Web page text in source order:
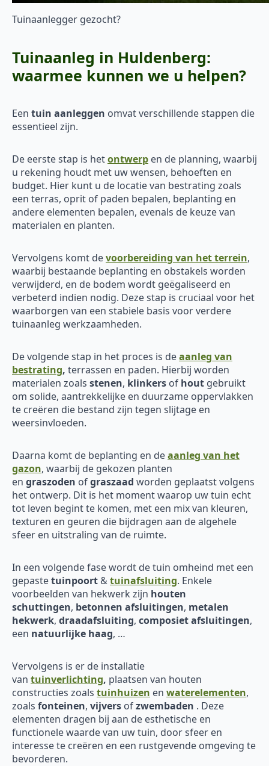
Tuinaanlegger gezocht?
Tuinaanleg in Huldenberg:
waarmee kunnen we u helpen?
Een tuin aanleggen omvat verschillende stappen die
essentieel zijn.
De eerste stap is hetontwerp en de planning, waarbij
u rekening houdt met uw wensen, behoeften en
budget. Hier kunt u de locatie van bestrating zoals
een terras, oprit of paden bepalen, beplanting en
andere elementen bepalen, evenals de keuze van
materialen en planten.
Vervolgens komt devoorbereiding van het terrein,
waarbij bestaande beplanting en obstakels worden
verwijderd, en de bodem wordt geëgaliseerd en
verbeterd indien nodig. Deze stap is cruciaal voor het
waarborgen van een stabiele basis voor verdere
tuinaanleg werkzaamheden.
De volgende stap in het proces is deaanleg van
bestrating, terrassen en paden. Hierbij worden
materialen zoals stenen, klinkers of hout gebruikt
om solide, aantrekkelijke en duurzame oppervlakken
te creëren die bestand zijn tegen slijtage en
weersinvloeden.
Daarna komt de beplanting en deaanleg van het
gazon, waarbij de gekozen planten
en graszoden ofgraszaad worden geplaatst volgens
het ontwerp. Dit is het moment waarop uw tuin echt
tot leven begint te komen, met een mix van kleuren,
texturen en geuren die bijdragen aan de algehele
sfeer en uitstraling van de ruimte.
In een volgende fase wordt de tuin omheind met een
gepastetuinpoort &tuinafsluiting. Enkele
voorbeelden van hekwerk zijn houten
schuttingen, betonnen afsluitingen, metalen
hekwerk, draadafsluiting, composiet afsluitingen,
een natuurlijke haag, …
Vervolgens is er de installatie
van tuinverlichting, plaatsen van houten
constructies zoals tuinhuizen en waterelementen,
zoals fonteinen, vijvers ofzwembaden . Deze
elementen dragen bij aan de esthetische en
functionele waarde van uw tuin, door sfeer en
interesse te creëren en een rustgevende omgeving te
bevorderen.